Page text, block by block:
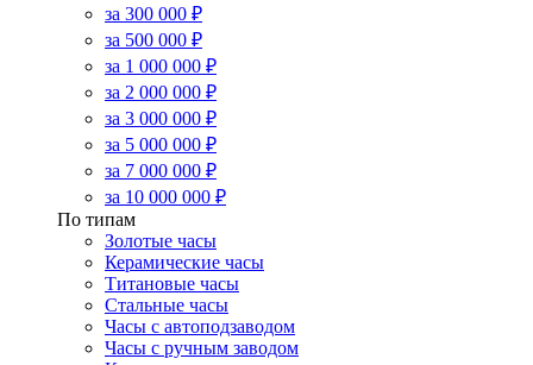
за 300 000 ₽
за 500 000 ₽
за 1 000 000 ₽
за 2 000 000 ₽
за 3 000 000 ₽
за 5 000 000 ₽
за 7 000 000 ₽
за 10 000 000 ₽
По типам
Золотые часы
Керамические часы
Титановые часы
Стальные часы
Часы с автоподзаводом
Часы с ручным заводом